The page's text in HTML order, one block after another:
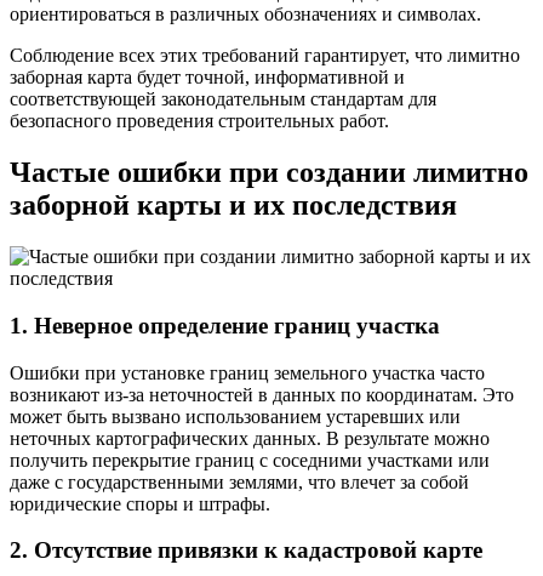
ориентироваться в различных обозначениях и символах.
Соблюдение всех этих требований гарантирует, что лимитно
заборная карта будет точной, информативной и
соответствующей законодательным стандартам для
безопасного проведения строительных работ.
Частые ошибки при создании лимитно
заборной карты и их последствия
1. Неверное определение границ участка
Ошибки при установке границ земельного участка часто
возникают из-за неточностей в данных по координатам. Это
может быть вызвано использованием устаревших или
неточных картографических данных. В результате можно
получить перекрытие границ с соседними участками или
даже с государственными землями, что влечет за собой
юридические споры и штрафы.
2. Отсутствие привязки к кадастровой карте